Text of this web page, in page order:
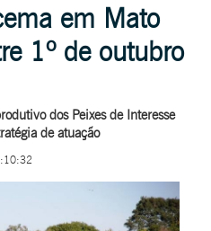
em Mato
1º de outubro
dos Peixes de Interesse
de atuação